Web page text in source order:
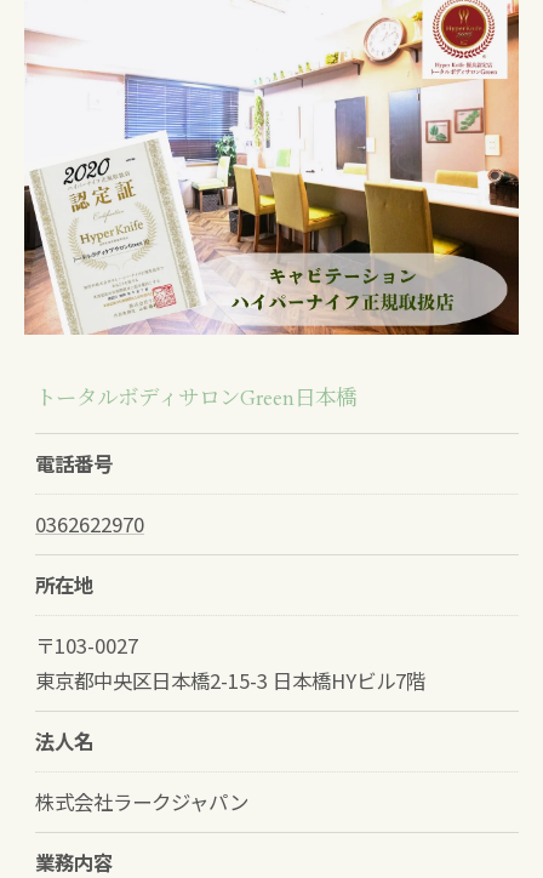
トータルボディサロンGreen日本橋
電話番号
0362622970
所在地
〒103-0027
東京都中央区日本橋2-15-3 日本橋HYビル7階
法人名
株式会社ラークジャパン
業務内容